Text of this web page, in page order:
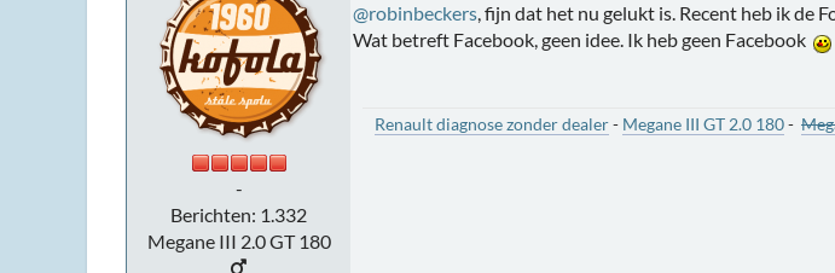
-
Berichten: 1.332
Megane III 2.0 GT 180
@robinbeckers, fijn dat het nu gelukt is. Recent heb ik
Wat betreft Facebook, geen idee. Ik heb geen Facebook
Renault diagnose zonder dealer- Megane III GT 2.0 180-